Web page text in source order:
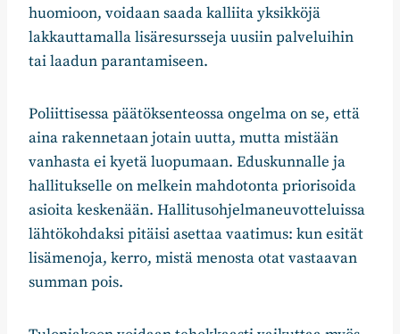
huomioon, voidaan saada kalliita yksikköjä
lakkauttamalla lisäresursseja uusiin palveluihin
tai laadun parantamiseen.
Poliittisessa päätöksenteossa ongelma on se, että
aina rakennetaan jotain uutta, mutta mistään
vanhasta ei kyetä luopumaan. Eduskunnalle ja
hallitukselle on melkein mahdotonta priorisoida
asioita keskenään. Hallitusohjelmaneuvotteluissa
lähtökohdaksi pitäisi asettaa vaatimus: kun esität
lisämenoja, kerro, mistä menosta otat vastaavan
summan pois.